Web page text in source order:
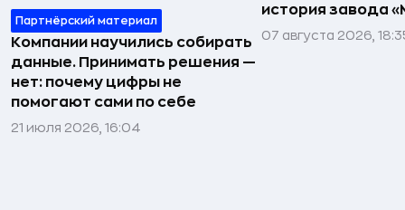
Партнёрский материал
Компании научились собирать
данные. Принимать решения —
нет: почему цифры не
помогают сами по себе
21 июля 2026, 16:04
история завода
07 августа 2026,